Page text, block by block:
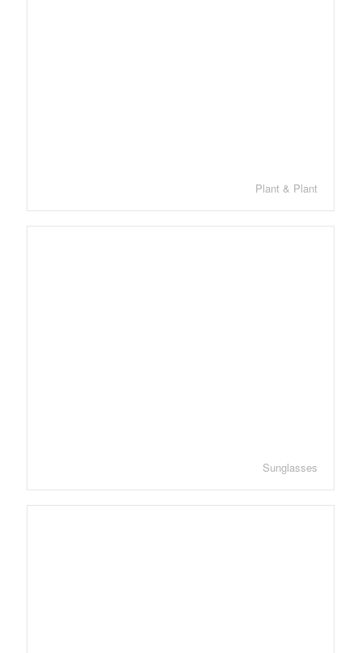
Plant & Plant
Sunglasses